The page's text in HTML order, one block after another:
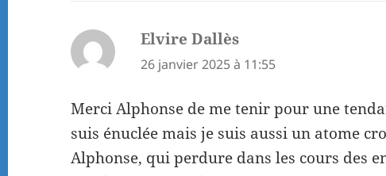
Elvire Dallès
26 janvier 2025 à 11:55
Merci Alphonse de me tenir pour une
suis énuclée mais je suis aussi un atome
Alphonse, qui perdure dans les cours des